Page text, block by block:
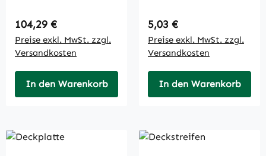
Regulärer Preis:
104,29 €
Preise exkl. MwSt. zzgl.
Versandkosten
In den Warenkorb
Regulärer Preis:
5,03 €
Preise exkl. MwSt. zzgl.
Versandkosten
In den Warenkorb